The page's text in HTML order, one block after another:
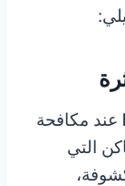
عند مكافحة
التي